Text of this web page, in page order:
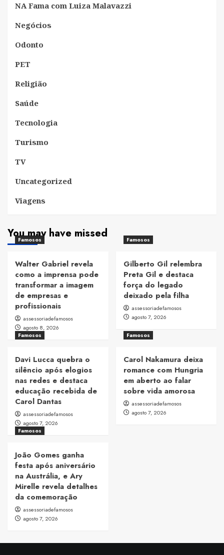
NA Fama com Luiza Malavazzi
Negócios
Odonto
PET
Religião
Saúde
Tecnologia
Turismo
TV
Uncategorized
Viagens
You may have missed
Famosos
Walter Gabriel revela
como a imprensa pode
transformar a imagem
de empresas e
profissionais
assessoriadefamosos
agosto 8, 2026
Famosos
Gilberto Gil relembra
Preta Gil e destaca
força do legado
deixado pela filha
assessoriadefamosos
agosto 7, 2026
Famosos
Davi Lucca quebra o
silêncio após elogios
nas redes e destaca
educação recebida de
Carol Dantas
assessoriadefamosos
agosto 7, 2026
Famosos
Carol Nakamura deixa
romance com Hungria
em aberto ao falar
sobre vida amorosa
assessoriadefamosos
agosto 7, 2026
Famosos
João Gomes ganha
festa após aniversário
na Austrália, e Ary
Mirelle revela detalhes
da comemoração
assessoriadefamosos
agosto 7, 2026